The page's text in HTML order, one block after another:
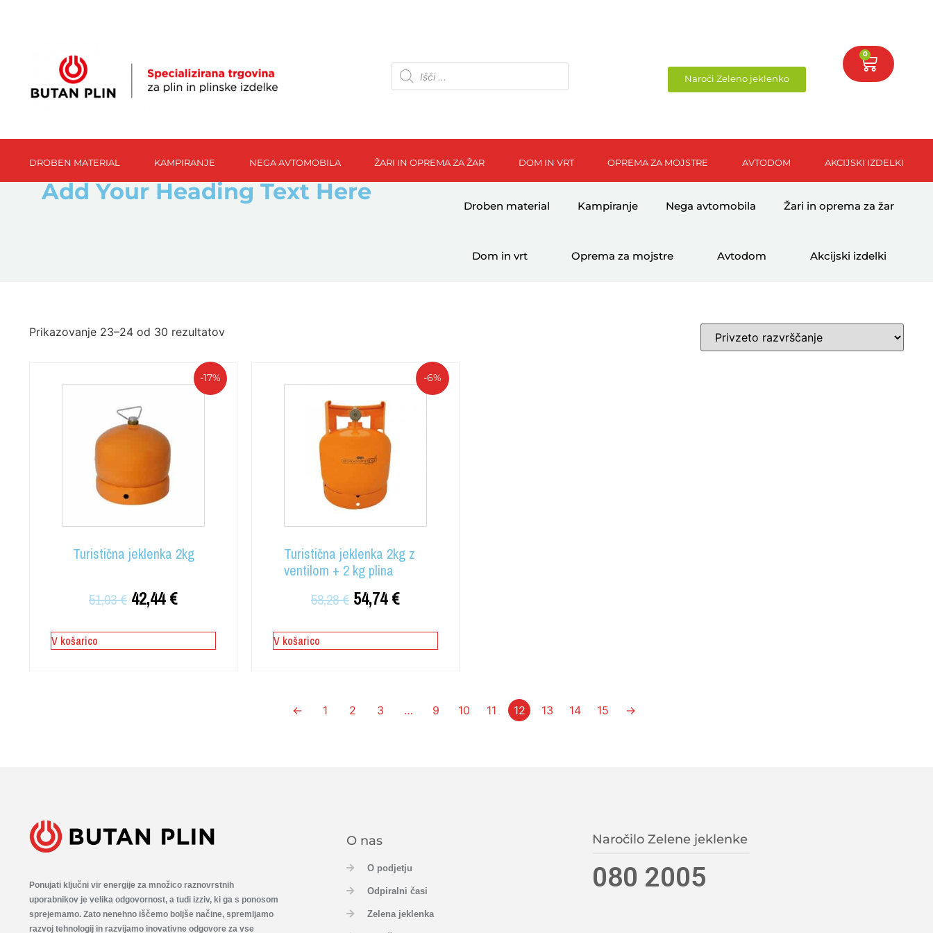
Naroči Zeleno jeklenko
0
DROBEN MATERIAL KAMPIRANJE NEGA AVTOMOBILA ŽARI IN OPREMA ZA ŽAR DOM IN VRT OPREMA ZA MOJSTRE AVTODOM AKCIJSKI IZDELKI
Add Your Heading Text Here Droben material Kampiranje Nega avtomobila Žari in oprema za žar
Dom in vrt Oprema za mojstre Avtodom Akcijski izdelki
Prikazovanje 23–24 od 30 rezultatov
-17%
Turistična jeklenka 2kg
51,03€ 42,44€
V košarico
-6%
Turistična jeklenka 2kg z
ventilom + 2 kg plina
58,28€ 54,74€
V košarico
← 1 2 3 … 9 10 11 12 13 14 15 →
Ponujati ključni vir energije za množico raznovrstnih
uporabnikov je velika odgovornost, a tudi izziv, ki ga s ponosom
sprejemamo. Zato nenehno iščemo boljše načine, spremljamo
razvoj tehnologij in razvijamo inovativne odgovore za vse
O nas
O podjetju
Odpiralni časi
Zelena jeklenka
Naročilo Zelene jeklenke
080 2005